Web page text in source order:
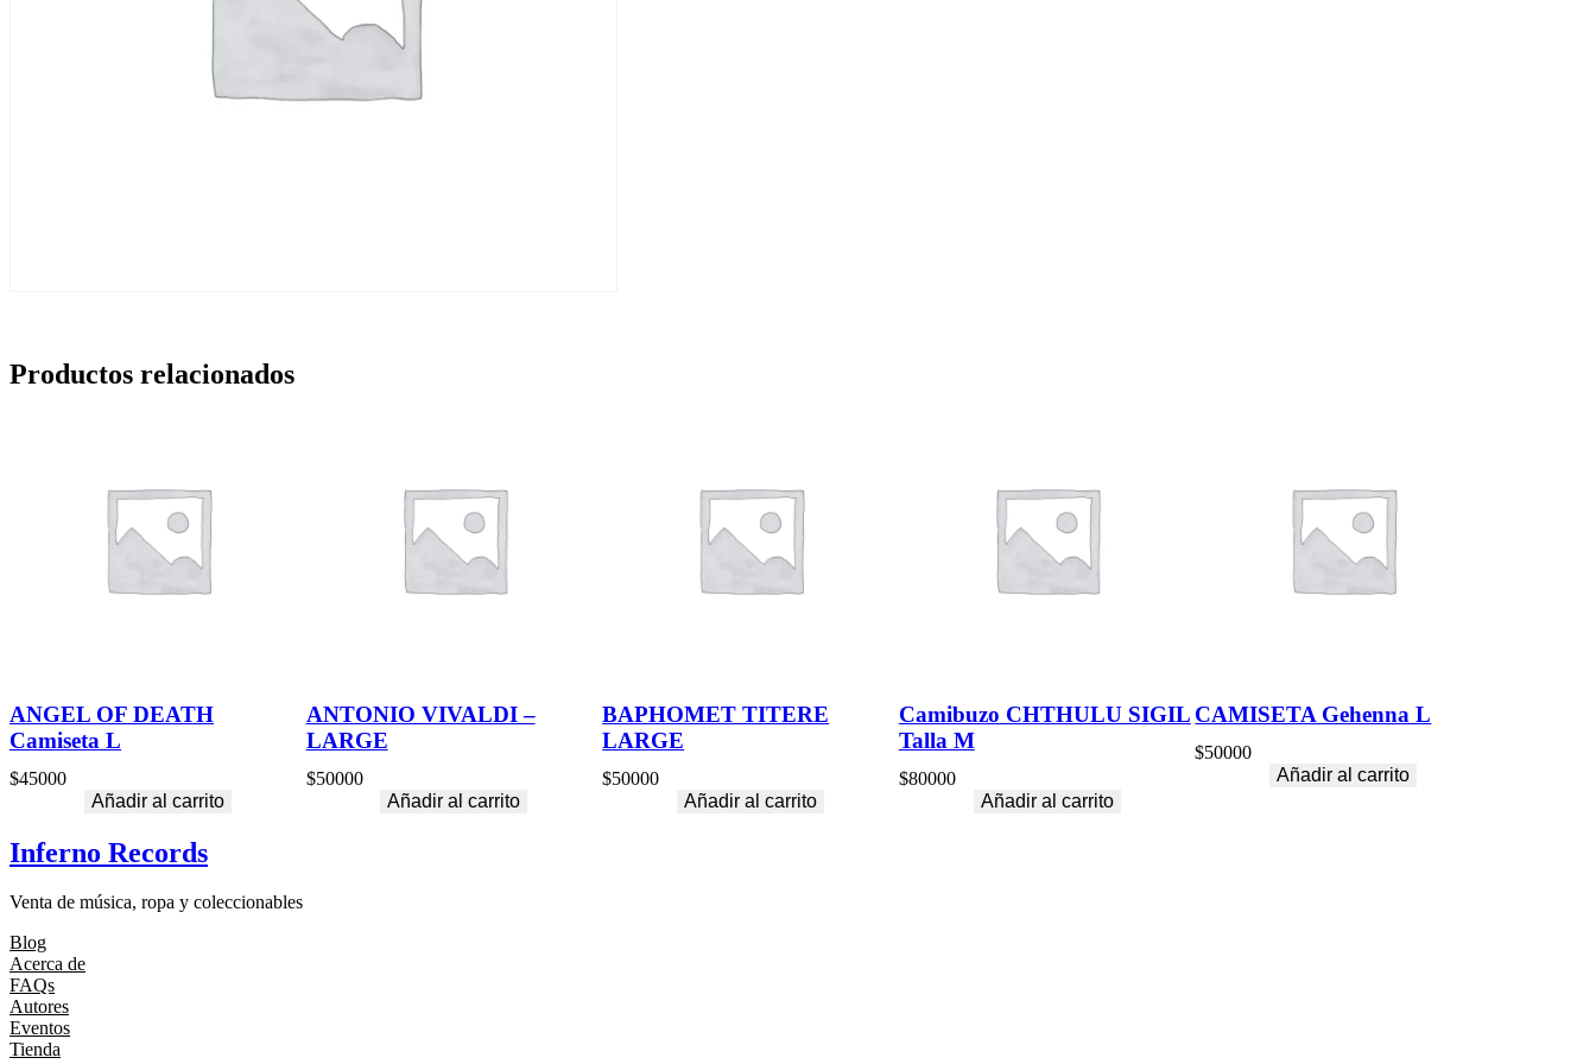
Productos relacionados
ANGEL OF DEATH
Camiseta L
$45000
Añadir al carrito
ANTONIO VIVALDI –
LARGE
$50000
Añadir al carrito
BAPHOMET TITERE
LARGE
$50000
Añadir al carrito
Camibuzo CHTHULU SIGIL
Talla M
$80000
Añadir al carrito
CAMISETA Gehenna L
$50000
Añadir al carrito
Inferno Records
Venta de música, ropa y coleccionables
Blog
Acerca de
FAQs
Autores
Eventos
Tienda